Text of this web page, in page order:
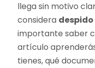
llega sin motivo
considera
importante saber
artículo
tienes, qué